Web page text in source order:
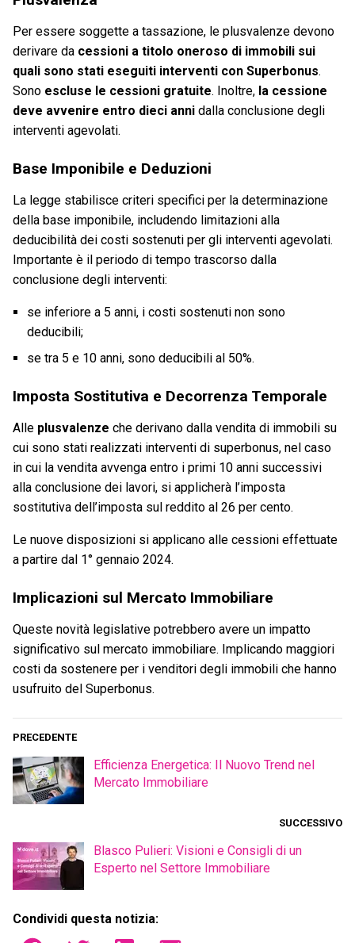
Per essere soggette a tassazione, le plusvalenze devono
derivare da cessioni a titolo oneroso di immobili sui
quali sono stati eseguiti interventi con Superbonus.
Sono escluse le cessioni gratuite. Inoltre, la cessione
deve avvenire entro dieci anni dalla conclusione degli
interventi agevolati.
Base Imponibile e Deduzioni
La legge stabilisce criteri specifici per la determinazione
della base imponibile, includendo limitazioni alla
deducibilità dei costi sostenuti per gli interventi agevolati.
Importante è il periodo di tempo trascorso dalla
conclusione degli interventi:
se inferiore a 5 anni, i costi sostenuti non sono
deducibili;
se tra 5 e 10 anni, sono deducibili al 50%.
Imposta Sostitutiva e Decorrenza Temporale
Alle plusvalenze che derivano dalla vendita di immobili su
cui sono stati realizzati interventi di superbonus, nel caso
in cui la vendita avvenga entro i primi 10 anni successivi
alla conclusione dei lavori, si applicherà l’imposta
sostitutiva dell’imposta sul reddito al 26 per cento.
Le nuove disposizioni si applicano alle cessioni effettuate
a partire dal 1° gennaio 2024.
Implicazioni sul Mercato Immobiliare
Queste novità legislative potrebbero avere un impatto
significativo sul mercato immobiliare. Implicando maggiori
costi da sostenere per i venditori degli immobili che hanno
usufruito del Superbonus.
PRECEDENTE
Efficienza Energetica: Il Nuovo Trend nel
Mercato Immobiliare
SUCCESSIVO
Blasco Pulieri: Visioni e Consigli di un
Esperto nel Settore Immobiliare
Condividi questa notizia: